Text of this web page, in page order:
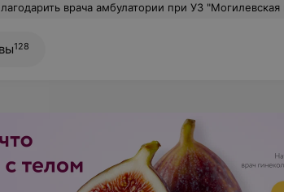
за ее чуткое и внимательное отношение к пациентам! И вообще хочу выразить признательность руководству поликлиники за подбор кадров, ранее я уже писала благодарность врачу амбулатории Антону Николаевичу (не запомнила фамилию), когда зимой болела COVID-19....безумно приятно когда есть такие врачи! Огромное спасибо
128